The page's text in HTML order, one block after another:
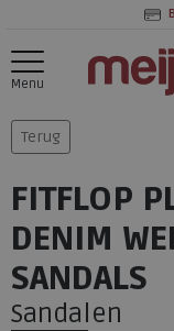
Menu
Terug
FITFLOP
DENIM
SANDALS
Sandalen